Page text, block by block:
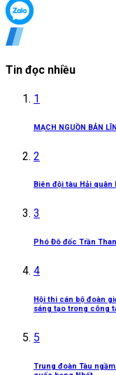
Tin đọc nhiều
1
MẠCH NGUỒN BẢN
2
Biên đội tàu Hải quân
3
Phó Đô đốc Trần
4
Hội thi cán bộ đoàn
sáng tạo trong công
5
Trung đoàn Tàu